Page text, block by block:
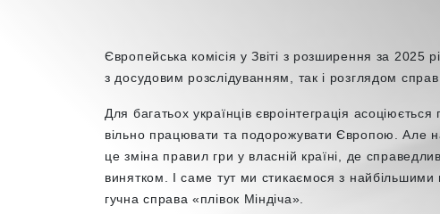
Європейська комісія у Звіті з розширення за 2025
з досудовим розслідуванням, так і розглядом
Для багатьох українців євроінтеграція
вільно працювати та подорожувати Європою. Але
це зміна правил гри у власній країні, де
винятком. І саме тут ми стикаємося з
гучна справа «плівок Міндіча».